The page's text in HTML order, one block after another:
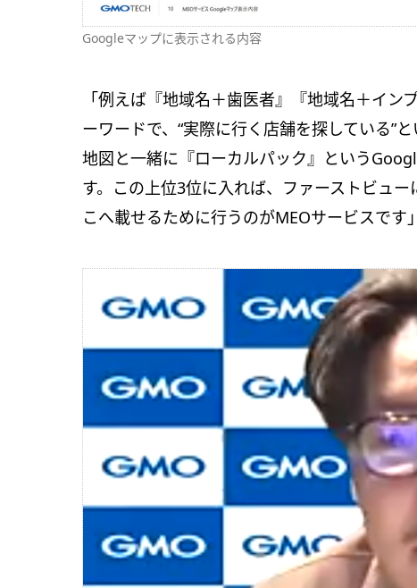
Googleマップに表示される内容
「例えば『地域名＋歯医者』『地域名＋イ
ーワードで、“実際に行く店舗を探している”
地図と一緒に『ローカルパック』という
す。この上位3位に入れば、ファーストビュ
こへ載せるために行うのがMEOサービスです